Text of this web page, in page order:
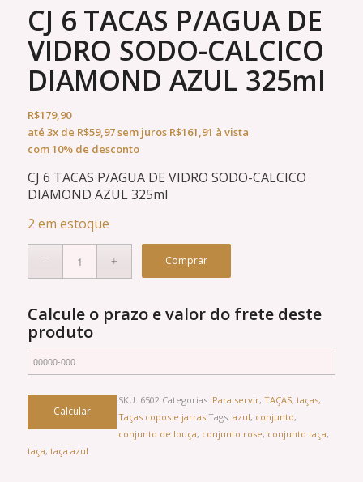
CJ 6 TACAS P/AGUA DE
VIDRO SODO-CALCICO
DIAMOND AZUL 325ml
R$179,90
até 3xde R$59,97sem juros R$161,91 à vista
com 10% de desconto
CJ 6 TACAS P/AGUA DE VIDRO SODO-CALCICO
DIAMOND AZUL 325ml
2 em estoque
Comprar
Calcule o prazo e valor do frete deste
produto
SKU: 6502 Categorias: Para servir, TAÇAS, taças,
Taças copos e jarras Tags: azul, conjunto,
conjunto de louça, conjunto rose, conjunto taça,
taça, taça azul